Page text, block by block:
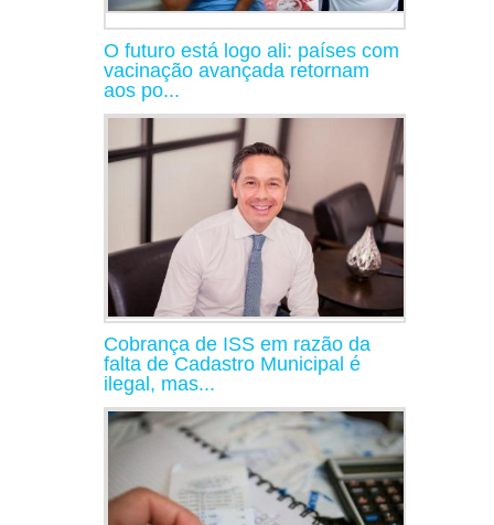
O futuro está logo ali: países com
vacinação avançada retornam
aos po...
Cobrança de ISS em razão da
falta de Cadastro Municipal é
ilegal, mas...